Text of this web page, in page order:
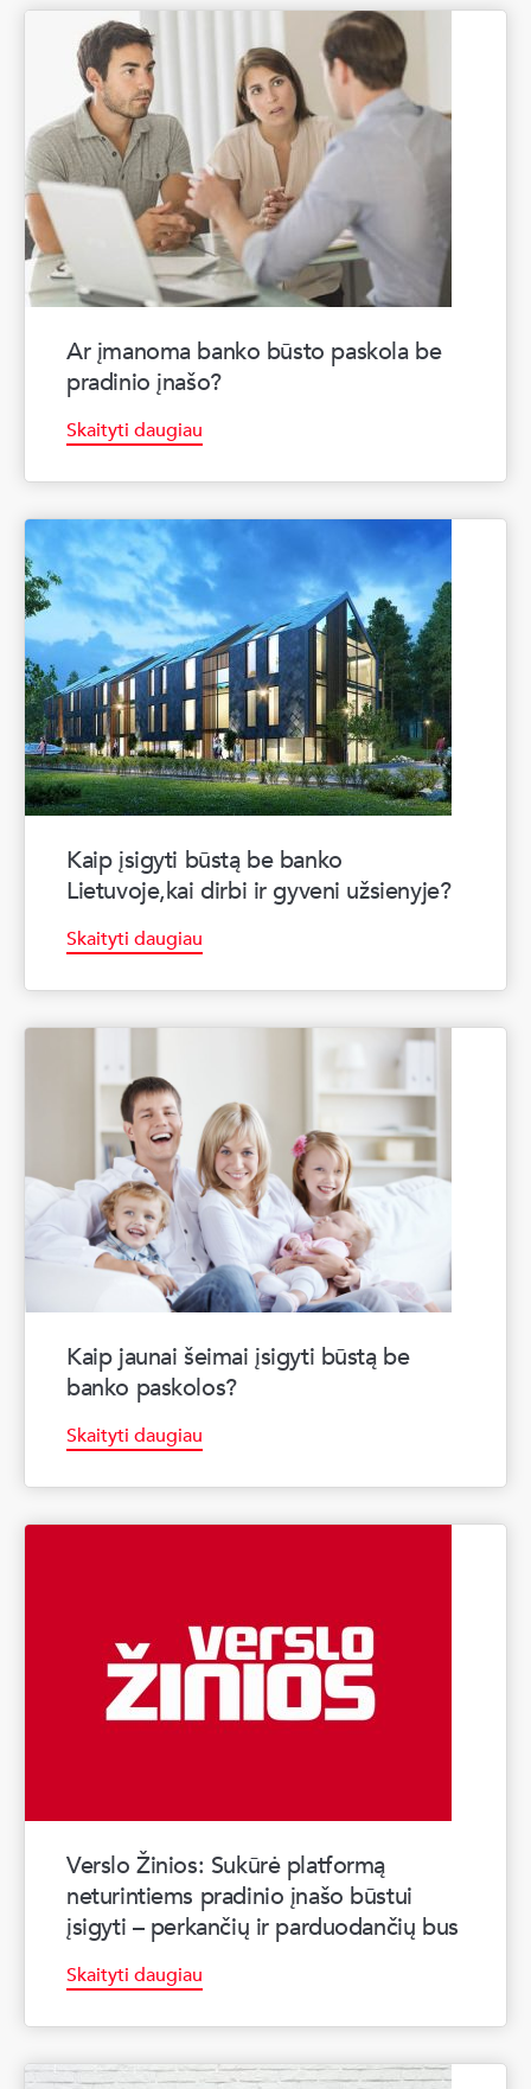
Ar įmanoma banko būsto paskola be
pradinio įnašo?
Skaityti daugiau
Kaip įsigyti būstą be banko
Lietuvoje,kai dirbi ir gyveni užsienyje?
Skaityti daugiau
Kaip jaunai šeimai įsigyti būstą be
banko paskolos?
Skaityti daugiau
Verslo Žinios: Sukūrė platformą
neturintiems pradinio įnašo būstui
įsigyti – perkančių ir parduodančių bus
Skaityti daugiau